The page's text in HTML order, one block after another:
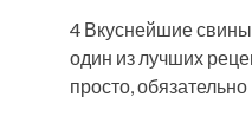
4 Вкуснейшие
один из лучших
просто,